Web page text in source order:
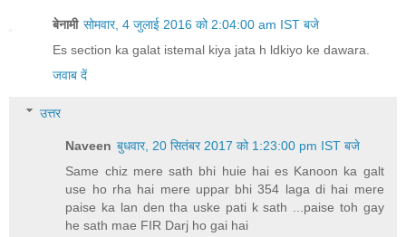
बेनामी सोमवार, 4 जुलाई 2016 को 2:04:00 am IST बजे
Es section ka galat istemal kiya jata h ldkiyo ke dawara.
जवाब दें
उत्तर
Naveen बुधवार, 20 सितंबर 2017 को 1:23:00 pm IST बजे
Same chiz mere sath bhi huie hai es Kanoon ka galt
use ho rha hai mere uppar bhi 354 laga di hai mere
paise ka lan den tha uske pati k sath ...paise toh gay
he sath mae FIR Darj ho gai hai